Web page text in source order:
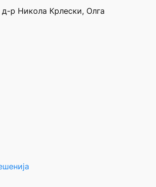
р Никола Крлески, Олга